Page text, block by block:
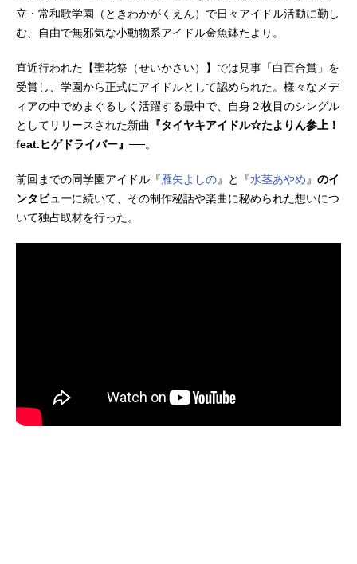
立・常和歌学園（ときわかがくえん）で日々アイドル活動に勤し
む、自由で無邪気な小動物系アイドル金魚鉢たより。
直近行われた【聖花祭（せいかさい）】では見事「白百合賞」を
受賞し、学園から正式にアイドルとして認められた。様々なメデ
ィアの中でめまぐるしく活躍する最中で、自身２枚目のシングル
としてリリースされた新曲
『タイヤキアイドル☆たよりん参上！
feat.ヒゲドライバー』 ──。
前回までの同学園アイドル『雁矢よしの』と『水茎あやめ 』 のイ
ンタビューに続いて、その制作秘話や楽曲に秘められた想いにつ
いて独占取材を行った。